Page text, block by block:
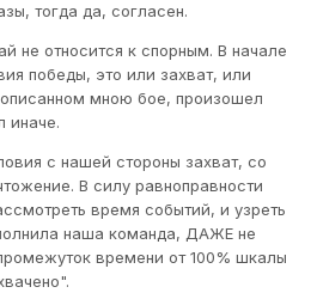
тогда да, согласен.
не относится к спорным. В начале
победы, это или захват, или
мною бое, произошел
иначе.
с нашей стороны захват, со
В силу равноправности
время событий, и узреть
наша команда, ДАЖЕ не
времени от 100% шкалы